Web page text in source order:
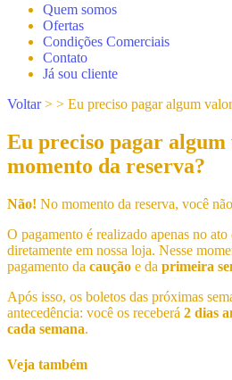
Quem somos
Ofertas
Condições Comerciais
Contato
Já sou cliente
Voltar> > Eu preciso pagar algum
Eu preciso pagar
momento da reserva?
Não! No momento da reserva, você
O pagamento é realizado apenas no
diretamente em nossa loja. Nesse
pagamento da caução e da primeira
Após isso, os boletos das próximas
antecedência: você os receberá 2 dias
cada semana.
Veja também